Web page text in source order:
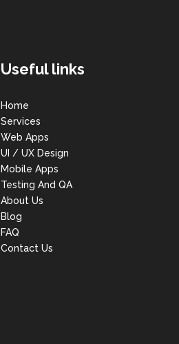
Useful links
Home
Services
Web Apps
UI / UX Design
Mobile Apps
Testing And QA
About Us
Blog
FAQ
Contact Us